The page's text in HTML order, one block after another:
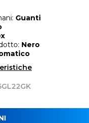
Guanti
Nero